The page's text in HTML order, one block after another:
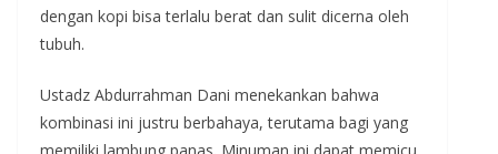
dengan kopi bisa terlalu berat dan sulit dicerna oleh
tubuh.
Ustadz Abdurrahman Dani menekankan bahwa
kombinasi ini justru berbahaya, terutama bagi yang
memiliki lambung panas. Minuman ini dapat memicu